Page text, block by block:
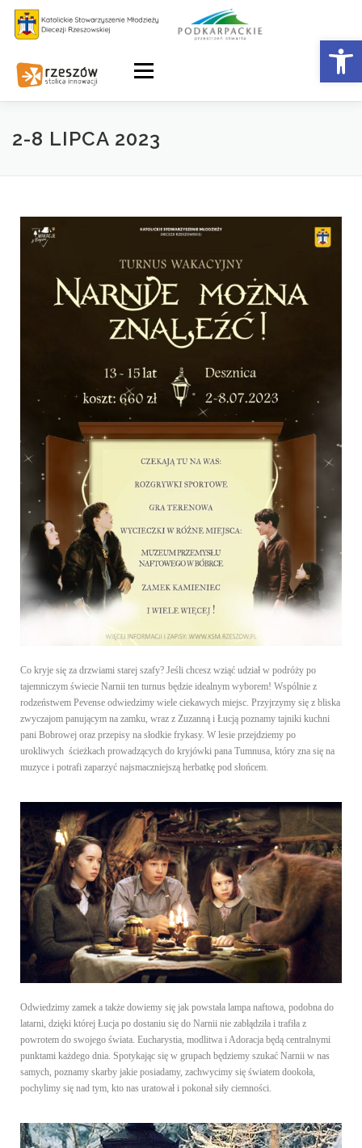
Menu
2-8 LIPCA 2023
Co kryje się za drzwiami starej szafy? Jeśli chcesz wziąć udział w podróży po
tajemniczym świecie Narnii ten turnus będzie idealnym wyborem! Wspólnie z
rodzeństwem Pevense odwiedzimy wiele ciekawych miejsc. Przyjrzymy się z bliska
zwyczajom panującym na zamku, wraz z Zuzanną i Łucją poznamy tajniki kuchni
pani Bobrowej oraz przepisy na słodkie frykasy. W lesie przejdziemy po
urokliwych ścieżkach prowadzących do kryjówki pana Tumnusa, który zna się na
muzyce i potrafi zaparzyć najsmaczniejszą herbatkę pod słońcem.
Odwiedzimy zamek a także dowiemy się jak powstała lampa naftowa, podobna do
latarni, dzięki której Łucja po dostaniu się do Narnii nie zabłądziła i trafiła z
powrotem do swojego świata. Eucharystia, modlitwa i Adoracja będą centralnymi
punktami każdego dnia. Spotykając się w grupach będziemy szukać Narnii w nas
samych, poznamy skarby jakie posiadamy, zachwycimy się światem dookoła,
pochylimy się nad tym, kto nas uratował i pokonał siły ciemności.